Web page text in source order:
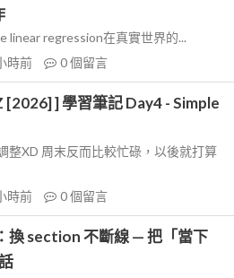
linear regression在真實世界的...
時前 0個留言
] 學習筆記 Day4 - Simple
整XD 周末反而比較忙碌，以後就打算
時前 0個留言
換 section 不斷線 — 把「當下